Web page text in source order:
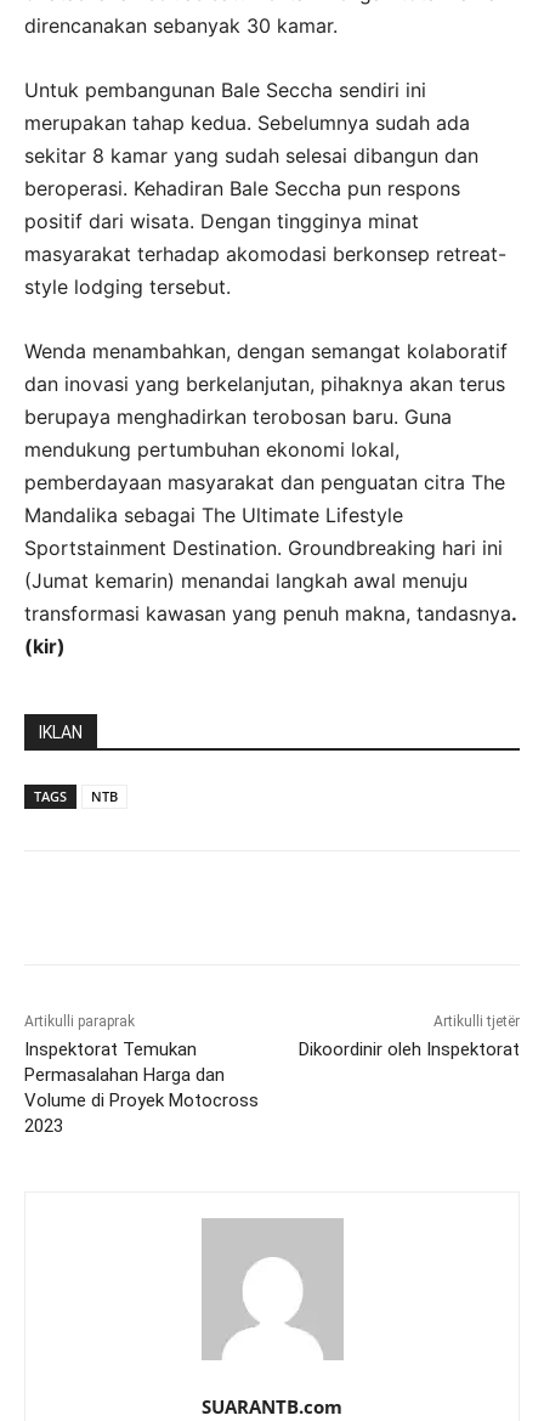
direncanakan sebanyak 30 kamar.
Untuk pembangunan Bale Seccha sendiri ini
merupakan tahap kedua. Sebelumnya sudah ada
sekitar 8 kamar yang sudah selesai dibangun dan
beroperasi. Kehadiran Bale Seccha pun respons
positif dari wisata. Dengan tingginya minat
masyarakat terhadap akomodasi berkonsep retreat-
style lodging tersebut.
Wenda menambahkan, dengan semangat kolaboratif
dan inovasi yang berkelanjutan, pihaknya akan terus
berupaya menghadirkan terobosan baru. Guna
mendukung pertumbuhan ekonomi lokal,
pemberdayaan masyarakat dan penguatan citra The
Mandalika sebagai The Ultimate Lifestyle
Sportstainment Destination. Groundbreaking hari ini
(Jumat kemarin) menandai langkah awal menuju
transformasi kawasan yang penuh makna, tandasnya.
(kir)
IKLAN
TAGS NTB
Artikulli paraprak
Inspektorat Temukan
Permasalahan Harga dan
Volume di Proyek Motocross
2023
Artikulli tjetër
Dikoordinir oleh Inspektorat
SUARANTB.com